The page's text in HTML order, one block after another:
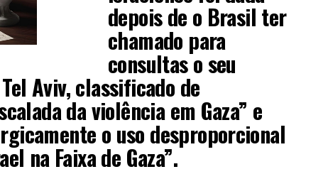
depois de o Brasil ter
chamado para
consultas o seu
Aviv, classificado de
da violência em Gaza” e
o uso desproporcional
na Faixa de Gaza”.